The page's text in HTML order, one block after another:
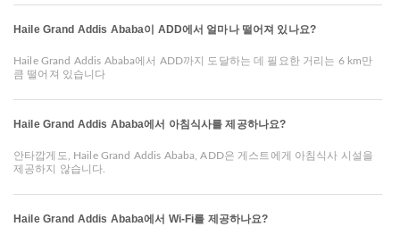
Haile Grand Addis Ababa이 ADD에서 얼마나 떨어져 있나요?
Haile Grand Addis Ababa에서 ADD까지 도달하는 데 필요한 거리는 6 km만
큼 떨어져 있습니다
Haile Grand Addis Ababa에서 아침식사를 제공하나요?
안타깝게도, Haile Grand Addis Ababa, ADD은 게스트에게 아침식사 시설을
제공하지 않습니다.
Haile Grand Addis Ababa에서 Wi-Fi를 제공하나요?